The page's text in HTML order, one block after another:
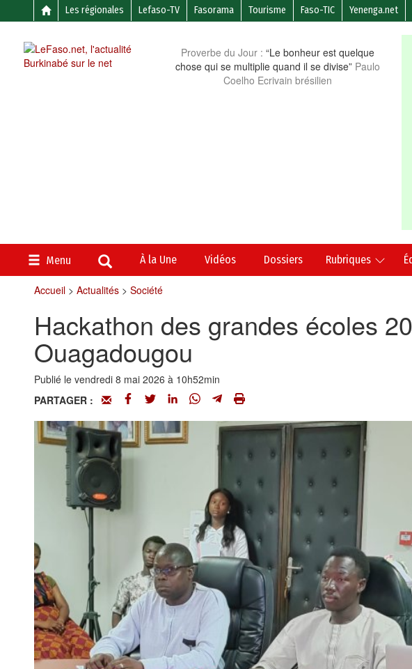
Les régionales Lefaso-TV Fasorama Tourisme Faso-TIC Yenenga.net
Proverbe du Jour : “Le bonheur est quelque
chose qui se multiplie quand il se divise” Paulo
Coelho Ecrivain brésilien
Menu À la Une Vidéos Dossiers Rubriques
Accueil> Actualités> Société
Hackathon des grandes écoles
Ouagadougou
Publié le vendredi 8 mai 2026 à 10h52min
PARTAGER :